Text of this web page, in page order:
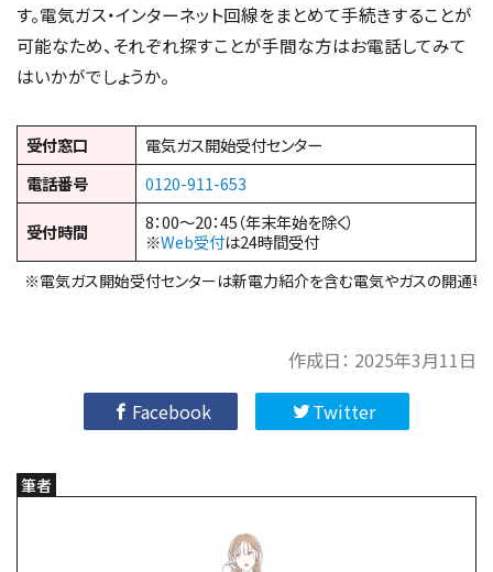
す。電気ガス・インターネット回線をまとめて手続きすることが
可能なため、それぞれ探すことが手間な方はお電話してみて
はいかがでしょうか。
受付窓口
電気ガス開始受付センター
電話番号
0120-911-653
受付時間
8：00～20：45（年末年始を除く）
※Web受付は24時間受付
※電気ガス開始受付センターは新電力紹介を含む電気やガスの開通専
作成日： 2025年3月11日
Facebook
Twitter
筆者